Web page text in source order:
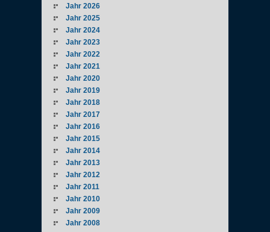
Jahr 2026
Jahr 2025
Jahr 2024
Jahr 2023
Jahr 2022
Jahr 2021
Jahr 2020
Jahr 2019
Jahr 2018
Jahr 2017
Jahr 2016
Jahr 2015
Jahr 2014
Jahr 2013
Jahr 2012
Jahr 2011
Jahr 2010
Jahr 2009
Jahr 2008